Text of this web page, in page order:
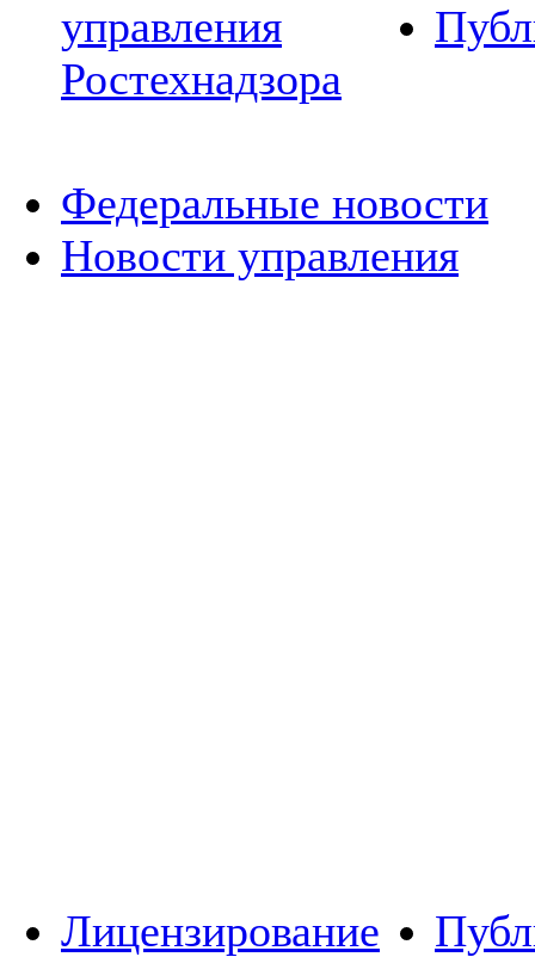
управления
Ростехнадзора
Федеральные новости
Новости управления
Лицензирование